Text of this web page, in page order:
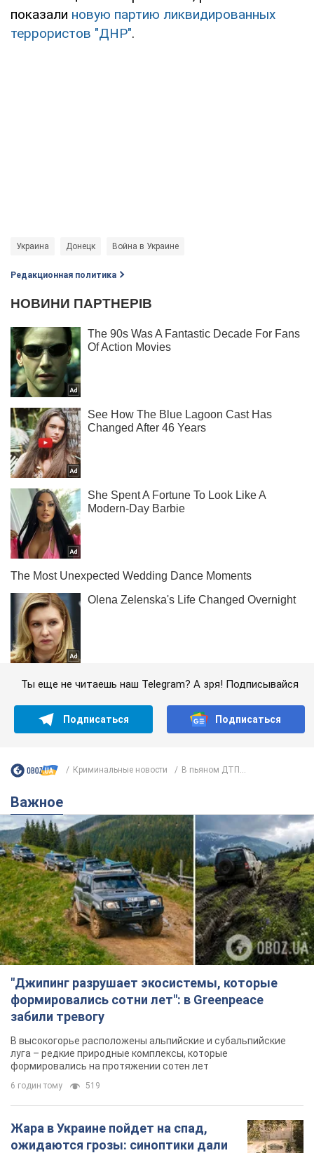
показали новую партию ликвидированных
террористов "ДНР".
Украина Донецк Война в Украине
Редакционная политика
Ты еще не читаешь наш Telegram? А зря! Подписывайся
Подписаться Подписаться
Криминальные новости В пьяном ДТП...
Важное
"Джипинг разрушает экосистемы, которые
формировались сотни лет": в Greenpeace
забили тревогу
В высокогорье расположены альпийские и субальпийские
луга – редкие природные комплексы, которые
формировались на протяжении сотен лет
6 годин тому 519
Жара в Украине пойдет на спад,
ожидаются грозы: синоптики дали